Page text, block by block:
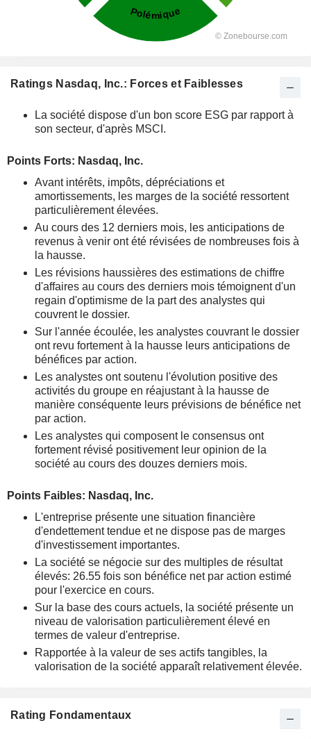
Ratings Nasdaq, Inc.: Forces et Faiblesses
La société dispose d'un bon score ESG par rapport à
son secteur, d'après MSCI.
Points Forts: Nasdaq, Inc.
Avant intérêts, impôts, dépréciations et
amortissements, les marges de la société ressortent
particulièrement élevées.
Au cours des 12 derniers mois, les anticipations de
revenus à venir ont été révisées de nombreuses fois à
la hausse.
Les révisions haussières des estimations de chiffre
d'affaires au cours des derniers mois témoignent d'un
regain d'optimisme de la part des analystes qui
couvrent le dossier.
Sur l'année écoulée, les analystes couvrant le dossier
ont revu fortement à la hausse leurs anticipations de
bénéfices par action.
Les analystes ont soutenu l'évolution positive des
activités du groupe en réajustant à la hausse de
manière conséquente leurs prévisions de bénéfice net
par action.
Les analystes qui composent le consensus ont
fortement révisé positivement leur opinion de la
société au cours des douzes derniers mois.
Points Faibles: Nasdaq, Inc.
L'entreprise présente une situation financière
d'endettement tendue et ne dispose pas de marges
d'investissement importantes.
La société se négocie sur des multiples de résultat
élevés: 26.55 fois son bénéfice net par action estimé
pour l'exercice en cours.
Sur la base des cours actuels, la société présente un
niveau de valorisation particulièrement élevé en
termes de valeur d'entreprise.
Rapportée à la valeur de ses actifs tangibles, la
valorisation de la société apparaît relativement élevée.
Rating Fondamentaux